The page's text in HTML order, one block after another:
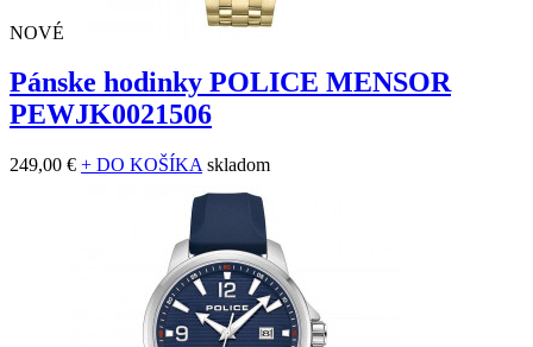
NOVÉ
Pánske hodinky POLICE MENSOR
PEWJK0021506
249,00 € + DO KOŠÍKA skladom